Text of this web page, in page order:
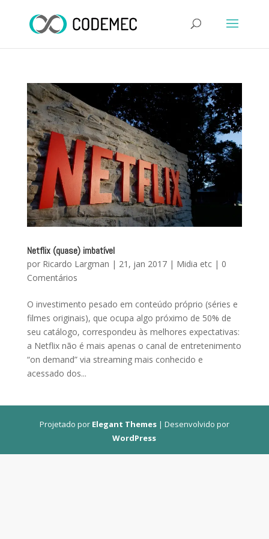
Netflix (quase) imbatível
por Ricardo Largman | 21, jan 2017| Midia etc| 0
Comentários
O investimento pesado em conteúdo próprio (séries e
filmes originais), que ocupa algo próximo de 50% de
seu catálogo, correspondeu às melhores expectativas:
a Netflix não é mais apenas o canal de entretenimento
“on demand” via streaming mais conhecido e
acessado dos...
Projetado por Elegant Themes| Desenvolvido por
WordPress